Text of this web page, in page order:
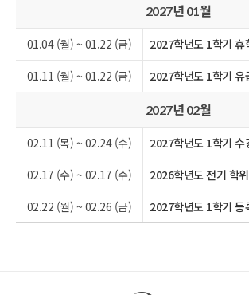
2027년 01월
01.04 (월) ~ 01.22 (금)
2027학년도 1학기 휴
01.11 (월) ~ 01.22 (금)
2027학년도 1학기 유
2027년 02월
02.11 (목) ~ 02.24 (수)
2027학년도 1학기 수
02.17 (수) ~ 02.17 (수)
2026학년도 전기 학
02.22 (월) ~ 02.26 (금)
2027학년도 1학기 등